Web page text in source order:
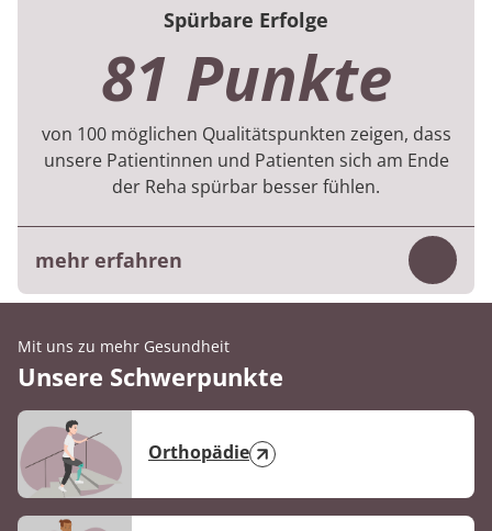
Die Kennzahl basiert auf der digitalen
Patienten am Ende des Aufenthaltes
beantworten.
Die Ergebnisse beruhen auf 859 Befragungen
aus dem 1. Halbjahr 2026.
Spürbare Erfolge
81 Punkte
von 100 möglichen Qualitätspunkten zeigen, dass
unsere Patientinnen und Patienten sich am Ende
der Reha spürbar besser fühlen.
mehr erfahren
Befragung, die die Patientinnen und
Patienten am Ende des Aufenthaltes
beantworten.
Die Ergebnisse beruhen auf 886 Befragungen
aus dem 1. Halbjahr 2026.
Mit uns zu mehr Gesundheit
Unsere Schwerpunkte
Orthopädie